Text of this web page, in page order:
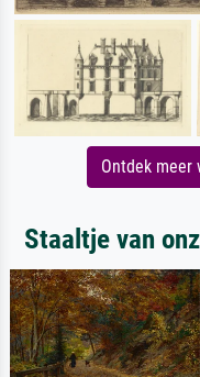
Ontdek meer
Staaltje van